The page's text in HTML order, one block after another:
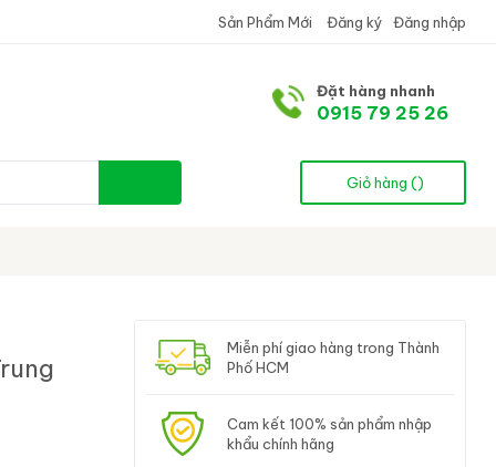
Đăng ký Đăng nhập
Sản Phẩm Mới
Đặt hàng nhanh
0915 79 25 26
Giỏ hàng ()
Miễn phí giao hàng trong Thành
Phố HCM
Cam kết 100% sản phẩm nhập
khẩu chính hãng